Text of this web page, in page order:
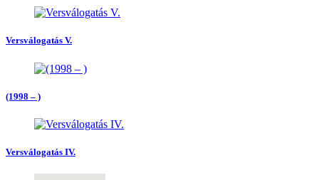
Versválogatás V.
(1998 – )
Versválogatás IV.